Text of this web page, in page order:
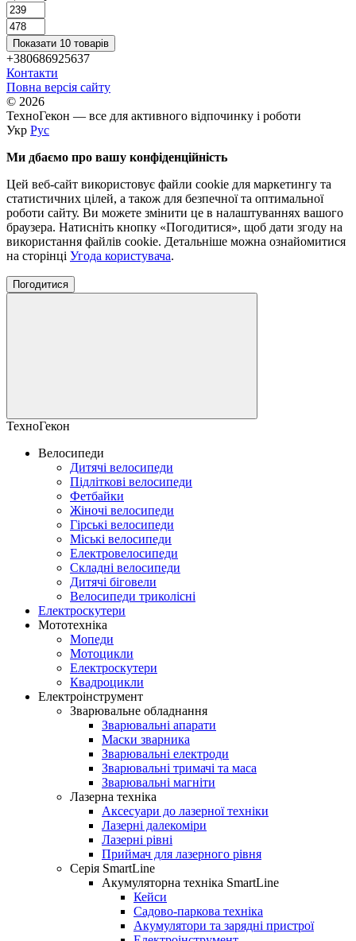
Показати 10 товарів
+380686925637
Контакти
Повна версія сайту
© 2026
ТехноГекон — все для активного відпочинку і роботи
Укр Рус
Ми дбаємо про вашу конфіденційність
Цей веб-сайт використовує файли cookie для маркетингу та
статистичних цілей, а також для безпечної та оптимальної
роботи сайту. Ви можете змінити це в налаштуваннях вашого
браузера. Натисніть кнопку «Погодитися», щоб дати згоду на
використання файлів cookie. Детальніше можна ознайомитися
на сторінці Угода користувача.
Погодитися
ТехноГекон
Велосипеди
Дитячі велосипеди
Підліткові велосипеди
Фетбайки
Жіночі велосипеди
Гірські велосипеди
Міські велосипеди
Електровелосипеди
Складні велосипеди
Дитячі біговели
Велосипеди триколісні
Електроскутери
Мототехніка
Мопеди
Мотоцикли
Електроскутери
Квадроцикли
Електроінструмент
Зварювальне обладнання
Зварювальні апарати
Маски зварника
Зварювальні електроди
Зварювальні тримачі та маса
Зварювальні магніти
Лазерна техніка
Аксесуари до лазерної техніки
Лазерні далекоміри
Лазерні рівні
Приймач для лазерного рівня
Серія SmartLine
Акумуляторна техніка SmartLine
Кейси
Садово-паркова техніка
Акумулятори та зарядні пристрої